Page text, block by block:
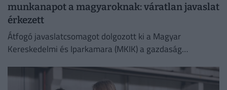
munkanapot a magyaroknak: váratlan javaslat
érkezett
Átfogó javaslatcsomagot dolgozott ki a Magyar
Kereskedelmi és Iparkamara (MKIK) a gazdaság
kezelése érdekében.